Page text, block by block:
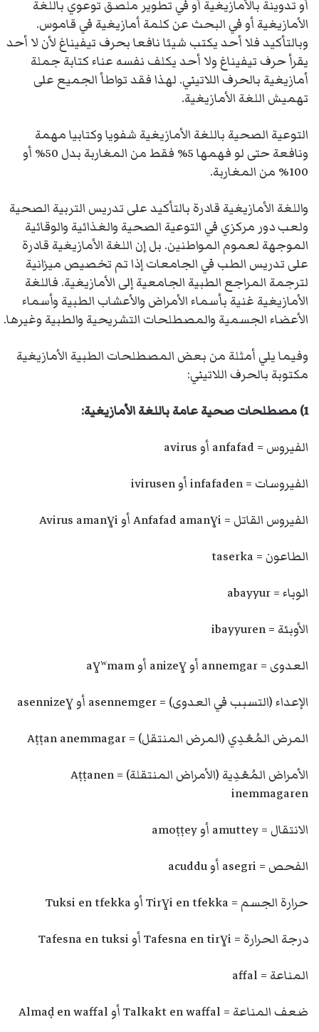
أو تدوينة بالأمازيغية أو في تطوير ملصق توعوي باللغة
الأمازيغية أو في البحث عن كلمة أمازيغية في قاموس.
وبالتأكيد فلا أحد يكتب شيئا نافعا بحرف تيفيناغ لأن لا أحد
يقرأ حرف تيفيناغ ولا أحد يكلف نفسه عناء كتابة جملة
أمازيغية بالحرف اللاتيني. لهذا فقد تواطأ الجميع على
تهميش اللغة الأمازيغية.
التوعية الصحية باللغة الأمازيغية شفويا وكتابيا مهمة
ونافعة حتى لو فهمها 5% فقط من المغاربة بدل 50% أو
100% من المغاربة.
واللغة الأمازيغية قادرة بالتأكيد على تدريس التربية الصحية
ولعب دور مركزي في التوعية الصحية والغذائية والوقائية
الموجهة لعموم المواطنين. بل إن اللغة الأمازيغية قادرة
على تدريس الطب في الجامعات إذا تم تخصيص ميزانية
لترجمة المراجع الطبية الجامعية إلى الأمازيغية. فاللغة
الأمازيغية غنية بأسماء الأمراض والأعشاب الطبية وأسماء
الأعضاء الجسمية والمصطلحات التشريحية والطبية وغيرها.
وفيما يلي أمثلة من بعض المصطلحات الطبية الأمازيغية
مكتوبة بالحرف اللاتيني:
1) مصطلحات صحية عامة باللغة الأمازيغية:
الفيروس = anfafad أو avirus
الفيروسات = infafaden أو ivirusen
الفيروس القاتل = Anfafad amanɣi أو Avirus amanɣi
الطاعون = taserka
الوباء = abayyur
الأوبئة = ibayyuren
العدوى = annemgar أو anizeɣ أو aɣʷmam
الإعداء (التسبب في العدوى) = asennemger أو asennizeɣ
المرض المُعْدِي (المرض المنتقل) = Aṭṭan anemmagar
الأمراض المُعْدِية (الأمراض المنتقلة) = Aṭṭanen
inemmagaren
الانتقال = amuttey أو amoṭṭey
الفحص = asegri أو acuddu
حرارة الجسم = Tirɣi en tfekka أو Tuksi en tfekka
درجة الحرارة = Tafesna en tirɣi أو Tafesna en tuksi
المناعة = affal
ضعف المناعة = Talkakt en waffal أو Almaḍ en waffal